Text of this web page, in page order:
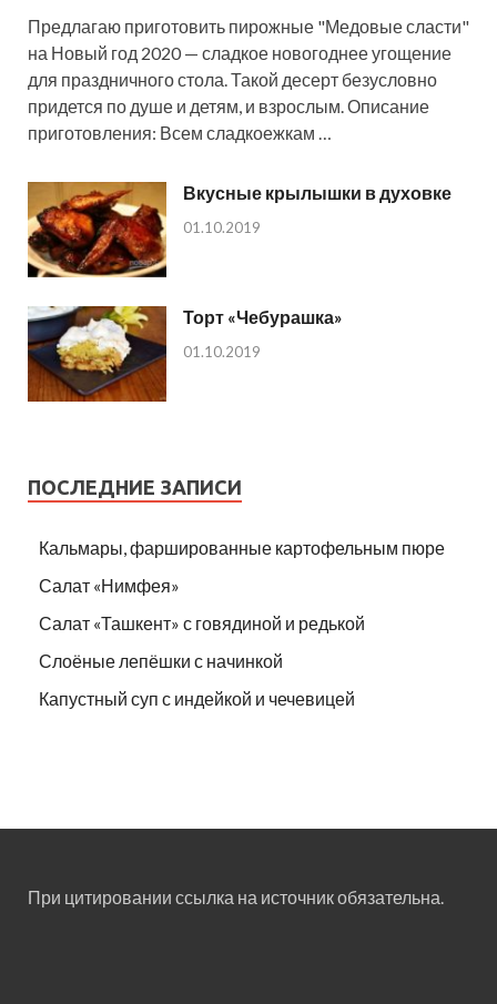
Предлагаю приготовить пирожные "Медовые сласти"
на Новый год 2020 — сладкое новогоднее угощение
для праздничного стола. Такой десерт безусловно
придется по душе и детям, и взрослым. Описание
приготовления: Всем сладкоежкам …
Вкусные крылышки в духовке
01.10.2019
Торт «Чебурашка»
01.10.2019
ПОСЛЕДНИЕ ЗАПИСИ
Кальмары, фаршированные картофельным пюре
Салат «Нимфея»
Салат «Ташкент» с говядиной и редькой
Слоёные лепёшки с начинкой
Капустный суп с индейкой и чечевицей
При цитировании ссылка на источник обязательна.